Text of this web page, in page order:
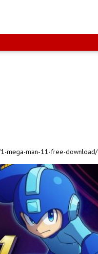
mega-man-11-free-download/